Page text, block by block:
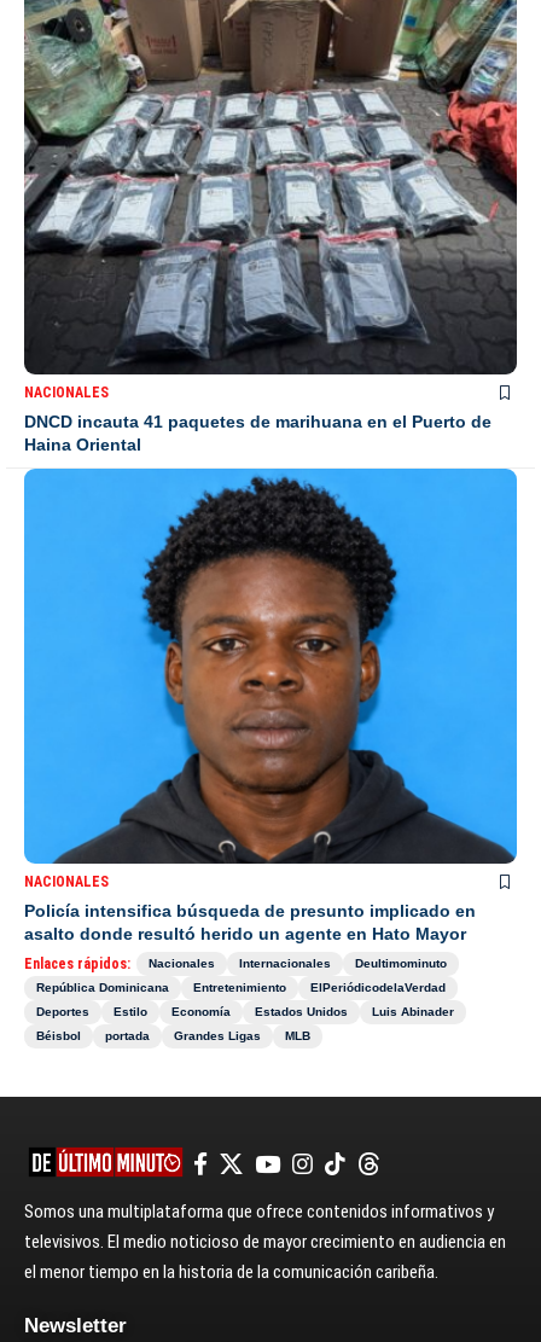
NACIONALES
DNCD incauta 41 paquetes de marihuana en el Puerto de
Haina Oriental
NACIONALES
Policía intensifica búsqueda de presunto implicado en
asalto donde resultó herido un agente en Hato Mayor
Enlaces rápidos: Nacionales Internacionales
Deultimominuto
República Dominicana
Entretenimiento
ElPeriódicodelaVerdad
Deportes
Estilo Economía Estados Unidos
Luis Abinader
Béisbol
portada Grandes Ligas MLB
Somos una multiplataforma que ofrece contenidos informativos y
televisivos. El medio noticioso de mayor crecimiento en audiencia en
el menor tiempo en la historia de la comunicación caribeña.
Newsletter